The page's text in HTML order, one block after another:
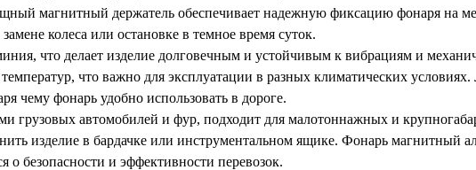
магнитный держатель обеспечивает надежную фиксацию фонаря на
колеса или остановке в темное время суток.
что делает изделие долговечным и устойчивым к вибрациям и
что важно для эксплуатации в разных климатических
чему фонарь удобно использовать в дороге.
грузовых автомобилей и фур, подходит для малотоннажных и
изделие в бардачке или инструментальном ящике. Фонарь
о безопасности и эффективности перевозок.